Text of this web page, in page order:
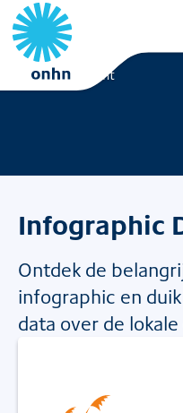
Overzicht
Infographic
Ontdek de
infographic en
data over de